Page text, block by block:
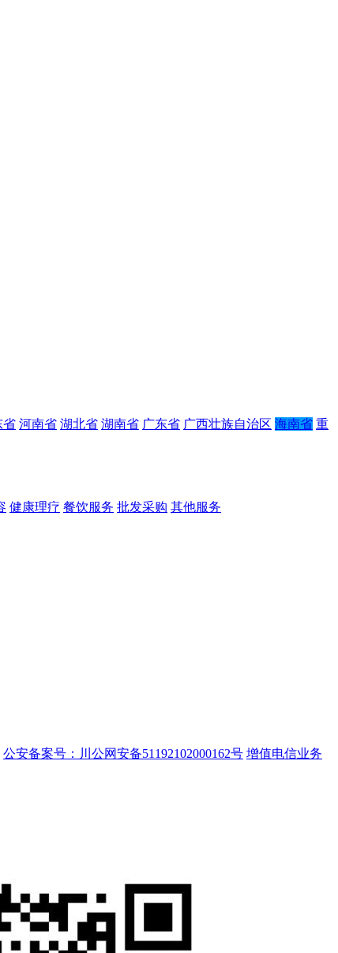
省 河南省 湖北省 湖南省 广东省 广西壮族自治区 海南省 重
健康理疗 餐饮服务 批发采购 其他服务
公安备案号：川公网安备51192102000162号 增值电信业务